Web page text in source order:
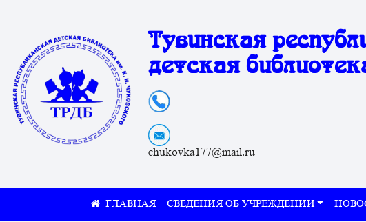
Тувинская
детская
chukovka177@mail.ru
СВЕДЕНИЯ ОБ УЧРЕЖДЕНИИ